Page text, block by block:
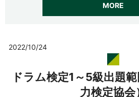
MORE
2022/10/24
ドラム検定1～5級出題
力検定協会